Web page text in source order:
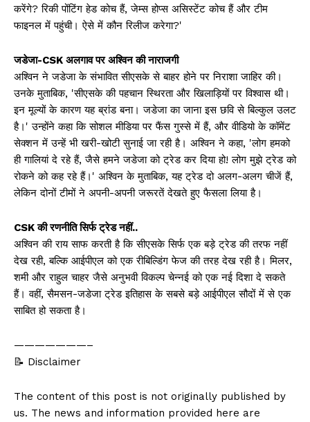
करेंगे? रिकी पोंटिंग हेड कोच हैं, जेम्स होप्स असिस्टेंट कोच हैं और टीम
फाइनल में पहुंची। ऐसे में कौन रिलीज करेगा?'
जडेजा-CSK अलगाव पर अश्विन की नाराजगी
अश्विन ने जडेजा के संभावित सीएसके से बाहर होने पर निराशा जाहिर की।
उनके मुताबिक, 'सीएसके की पहचान स्थिरता और खिलाड़ियों पर विश्वास थी।
इन मूल्यों के कारण यह ब्रांड बना। जडेजा का जाना इस छवि से बिल्कुल उलट
है।' उन्होंने कहा कि सोशल मीडिया पर फैंस गुस्से में हैं, और वीडियो के कॉमेंट
सेक्शन में उन्हें भी खरी-खोटी सुनाई जा रही है। अश्विन ने कहा, 'लोग हमको
ही गालियां दे रहे हैं, जैसे हमने जडेजा को ट्रेड कर दिया हो! लोग मुझे ट्रेड को
रोकने को कह रहे हैं।' अश्विन के मुताबिक, यह ट्रेड दो अलग-अलग चीजें हैं,
लेकिन दोनों टीमों ने अपनी-अपनी जरूरतें देखते हुए फैसला लिया है।
CSK की रणनीति सिर्फ ट्रेड नहीं..
अश्विन की राय साफ करती है कि सीएसके सिर्फ एक बड़े ट्रेड की तरफ नहीं
देख रही, बल्कि आईपीएल को एक रीबिल्डिंग फेज की तरह देख रही है। मिलर,
शमी और राहुल चाहर जैसे अनुभवी विकल्प चेन्नई को एक नई दिशा दे सकते
हैं। वहीं, सैमसन-जडेजा ट्रेड इतिहास के सबसे बड़े आईपीएल सौदों में से एक
साबित हो सकता है।
———————–
📝 Disclaimer
The content of this post is not originally published by
us. The news and information provided here are